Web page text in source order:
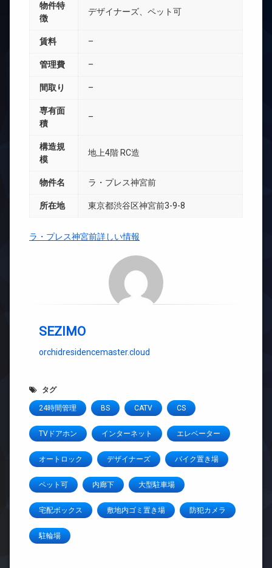
物件特
徴
デザイナーズ、ペット可
賃料 –
管理費 –
間取り –
専有面
積
–
構造規
模
地上4階 RC造
物件名 ラ・プレス神宮前
所在地 東京都渋谷区神宮前3-9-8
ラ・プレス神宮前詳しい情報
SEZIMO
orchidresidencemaster.cloud
タグ
24時間管理 BS CATV CS
TVドアホン インターネット エレベーター
オートロック デザイナーズ バイク置き場
ペット可 内廊下 大型駐車場
宅配ボックス 敷地内ゴミ置き場 防犯カメラ
駐輪場